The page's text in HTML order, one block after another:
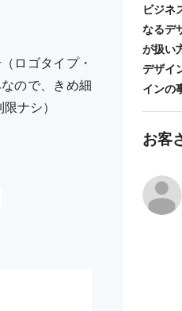
ロゴタイプ・
ので、きめ細
ナシ）
ビジネ
なるデ
が扱い
デザイ
インの
お客